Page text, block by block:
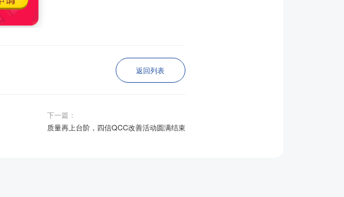
返回列表
下一篇：
质量再上台阶，四信QCC改善活动圆满结束